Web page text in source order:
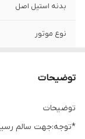
بدنه استیل اصل
نوع موتور
توضیحات
توضیحات
*توجه:جهت سالم